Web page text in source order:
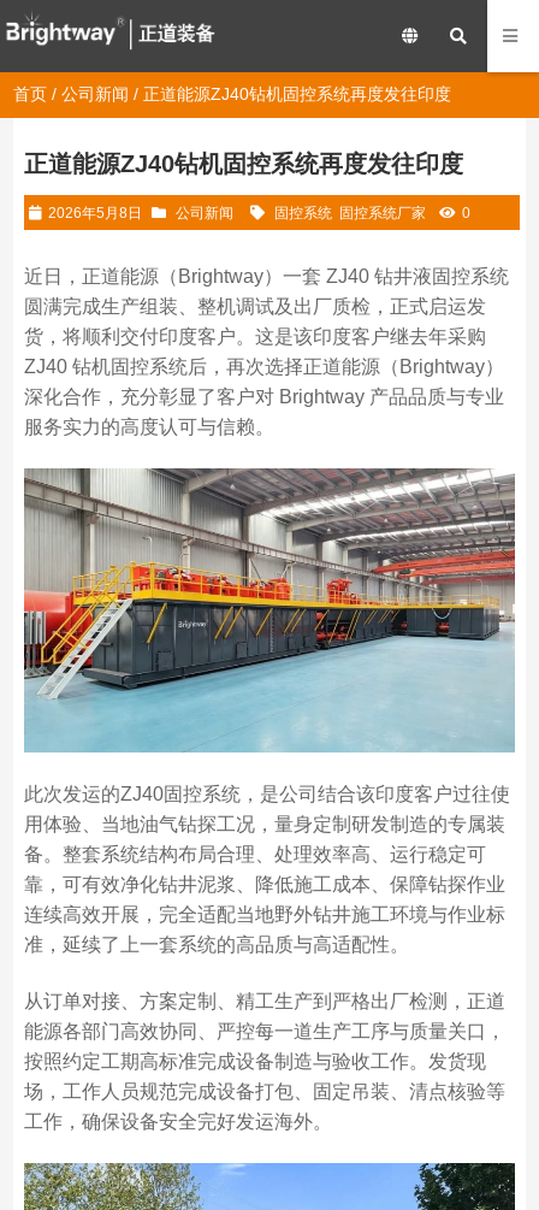
首页 /公司新闻 / 正道能源ZJ40钻机固控系统再度发往印度
正道能源ZJ40钻机固控系统再度发往印度
2026年5月8日 公司新闻 固控系统 固控系统厂家 0
近日，正道能源（Brightway）一套 ZJ40 钻井液固控系统
圆满完成生产组装、整机调试及出厂质检，正式启运发
货，将顺利交付印度客户。这是该印度客户继去年采购
ZJ40 钻机固控系统后，再次选择正道能源（Brightway）
深化合作，充分彰显了客户对 Brightway 产品品质与专业
服务实力的高度认可与信赖。
此次发运的ZJ40固控系统，是公司结合该印度客户过往使
用体验、当地油气钻探工况，量身定制研发制造的专属装
备。整套系统结构布局合理、处理效率高、运行稳定可
靠，可有效净化钻井泥浆、降低施工成本、保障钻探作业
连续高效开展，完全适配当地野外钻井施工环境与作业标
准，延续了上一套系统的高品质与高适配性。
从订单对接、方案定制、精工生产到严格出厂检测，正道
能源各部门高效协同、严控每一道生产工序与质量关口，
按照约定工期高标准完成设备制造与验收工作。发货现
场，工作人员规范完成设备打包、固定吊装、清点核验等
工作，确保设备安全完好发运海外。